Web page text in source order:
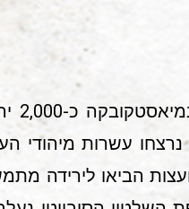
ברוסיה (1920-1918)
הביאו לירידה